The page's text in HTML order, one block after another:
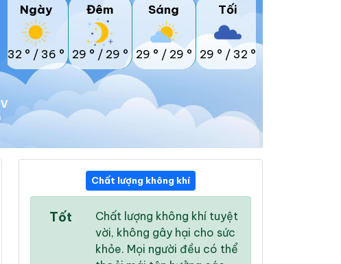
Ngày
32 ° / 36 °
Đêm
29 ° / 29 °
Sáng
29 ° / 29 °
Tối
29 ° / 32 °
30 °/
30 °
/31 °
Chất lượng không khí
Tốt
Chất lượng không khí tuyệt
vời, không gây hại cho sức
khỏe. Mọi người đều có thể